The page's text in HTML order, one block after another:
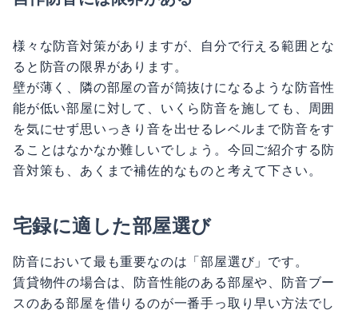
様々な防音対策がありますが、自分で行える範囲とな
ると防音の限界があります。
壁が薄く、隣の部屋の音が筒抜けになるような防音性
能が低い部屋に対して、いくら防音を施しても、周囲
を気にせず思いっきり音を出せるレベルまで防音をす
ることはなかなか難しいでしょう。今回ご紹介する防
音対策も、あくまで補佐的なものと考えて下さい。
宅録に適した部屋選び
防音において最も重要なのは「部屋選び」です。
賃貸物件の場合は、防音性能のある部屋や、防音ブー
スのある部屋を借りるのが一番手っ取り早い方法でし